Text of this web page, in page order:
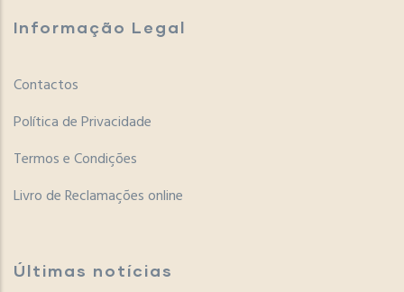
Informação Legal
Contactos
Política de Privacidade
Termos e Condições
Livro de Reclamações online
Últimas notícias